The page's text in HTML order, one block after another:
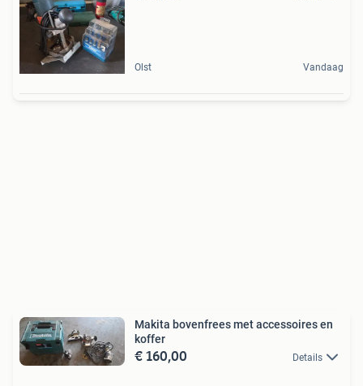
Olst Vandaag
Makita bovenfrees met accessoires en
koffer
€ 160,00 Details